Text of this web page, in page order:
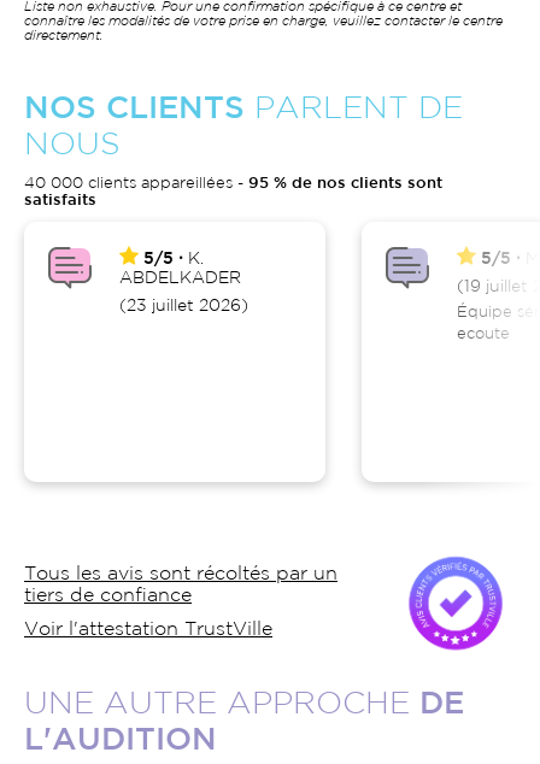
Liste non exhaustive. Pour une confirmation spécifique à ce centre et
connaître les modalités de votre prise en charge, veuillez contacter le centre
directement.
NOS CLIENTS PARLENT DE
NOUS
40 000 clients appareillées - 95 % de nos clients sont
satisfaits
5/5
K.
ABDELKADER
(23 juillet 2026)
5/5
(19 juillet
Équipe
ecoute
Tous les avis sont récoltés par un
tiers de confiance
Voir l'attestation TrustVille
UNE AUTRE APPROCHE
DE
L'AUDITION